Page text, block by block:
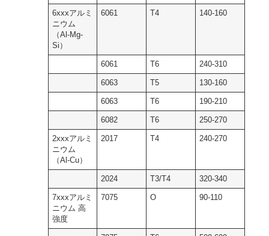
6xxxアルミ
ニウム
（Al-Mg-
Si）
6061 T4 140-160
6061 T6 240-310
6063 T5 130-160
6063 T6 190-210
6082 T6 250-270
2xxxアルミ
ニウム
（Al-Cu）
2017 T4 240-270
2024 T3/T4 320-340
7xxxアルミ
ニウム 高
強度
7075 O 90-110